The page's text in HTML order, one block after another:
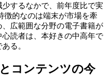
するなかで、前年度比で実
徴的なのは端末が市場を牽
広範囲な分野の電子書籍が
読者は、本好きの中高年で
る。
コンテンツの今